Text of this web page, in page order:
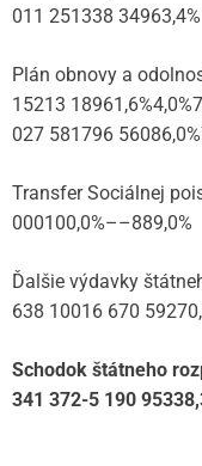
011 251338
Plán obnovy a
15213
027 581796
Transfer Sociálnej
000100,0%––889,0%
Ďalšie výdavky
638 10016 670
Schodok štátneho
341 372-5 190 953